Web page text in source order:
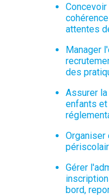
attentes
Manager
des
Assurer
enfants
Gérer
bord,